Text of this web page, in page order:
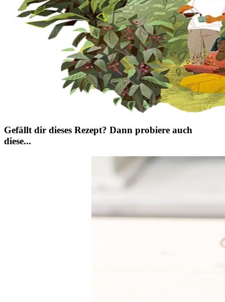
Gefällt dir dieses Rezept? Dann probiere auch
diese...